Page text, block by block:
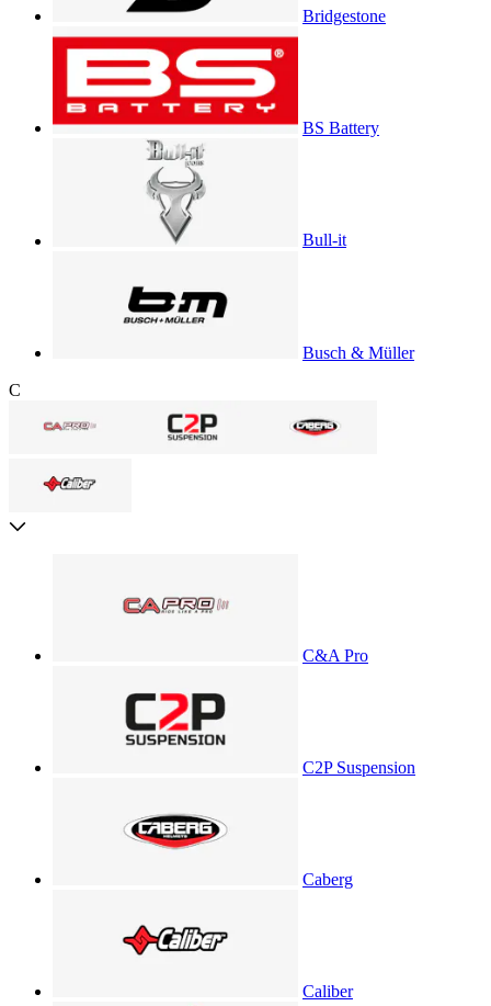
Bridgestone
BS Battery
Bull-it
Busch & Müller
C
C&A Pro
C2P Suspension
Caberg
Caliber